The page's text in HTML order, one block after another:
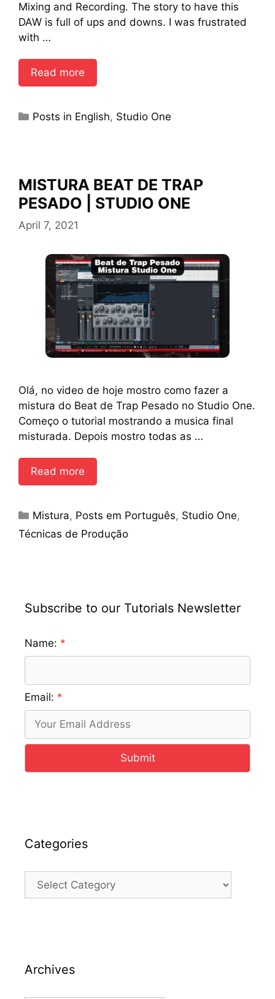
Mixing and Recording. The story to have this
DAW is full of ups and downs. I was frustrated
with …
Read more
Categories
Posts in English, Studio One
MISTURA BEAT DE TRAP
PESADO | STUDIO ONE
April 7, 2021
Olá, no video de hoje mostro como fazer a
mistura do Beat de Trap Pesado no Studio One.
Começo o tutorial mostrando a musica final
misturada. Depois mostro todas as …
Read more
Categories
Mistura, Posts em Português, Studio One,
Técnicas de Produção
Subscribe to our Tutorials Newsletter
Name:
Email:
Submit
Categories
Categories
Archives